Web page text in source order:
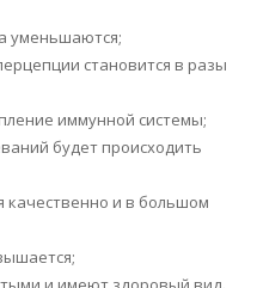
уменьшаются;
становится в разы
иммунной системы;
будет происходить
качественно и в большом